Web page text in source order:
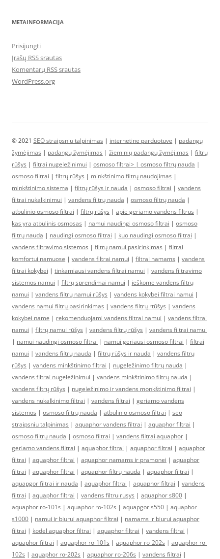
METAINFORMACIJA
Prisijungti
Įrašų RSS srautas
Komentarų RSS srautas
WordPress.org
© 2021 SEO straipsniu talpinimas | internetine parduotuve | padangų
žymėjimas | padangų žymėjimas | žieminių padangų žymėjimas | filtrų
rūšys | filtrai nugeležinimui | osmoso filtrai> | osmoso filtrų nauda |
osmoso filtrai | filtrų rūšys | minkštinimo filtrų naudojimas |
minkštinimo sistema | filtrų rūšys ir nauda | osmoso filtrai | vandens
filtrai nukalkinimui | vandens filtrų nauda | osmoso filtrų nauda |
atbulinio osmoso filtrai | filtrų rūšys | apie geriamo vandens filtrus |
kas yra atbulinis osmosas | namui naudingi osmoso filtrai | osmoso
filtrų nauda | naudingi osmoso filtrai | kuo naudingi osmoso filtrai |
vandens filtravimo sistemos | filtrų namui pasirinkimas | filtrai
komfortui namuose | vandens filtrai namui | filtrai namams | vandens
filtrai kokybei | tinkamiausi vandens filtrai namui | vandens filtravimo
sistemos namui | filtrų sprendimai namui | ieškome vandens filtrų
namui | vandens filtrų namui rūšys | vandens kokybei filtrai namui |
vandens namui filtrų pasirinkimas | vandens filtrų rtūšys | vandens
kokybei name | rekomenduojami vandens filtrai namui | vandens filtrai
namui | filtrų namui rūšys | vandens filtrų rūšys | vandens filtrai namui
| namui naudingi osmoso filtrai | namui geriausi osmoso filtrai | filtrai
namui | vandens filtrų nauda | filtrų rūšys ir nauda | vandens filtrų
rūšys | vandens minkštinimo filtrai | nugeležinimo filtrų nauda |
vandens filtrai nugeležinimui | vandens minkštinimo filtrų nauda |
vandens filtrų rūšys | nugeležinimo ir vandens monkštinimo filtrai |
vandens nukalkinimo filtrai | vandens filtrai | geriamo vandens
sistemos | osmoso filtrų nauda | atbulinio osmoso filtrai | seo
straipsniu talpinimas | aquaphor vandens filtrai | aquaphor filtrai |
osmoso filtrų nauda | osmoso filtrai | vandens filtrai aquaphor |
geriamo vandens filtrai | aquaphor filtrai | aquaphor filtrai | aquaphor
filtrai | aquaphor filtrai | aquaphor namams ir pramonei | aquaphor
filtrai | aquaphor filtrai | aquaphor filtrų nauda | aquaphor filtrai |
aquapgor filtrai ir nauda | aquaphor filtrai | aquaphor filtrai | vandens
filtrai | aquaphor filtrai | vandens filtru rusys | aquaphor s800 |
aquaphor ro-101s | aquaphor ro-102s | aquapgor s550 | aquaphor
s1000 | namui ir biurui aquaphor filtrai | namams ir biurui aquaphor
filtrai | kodel aquaphor filtrai | aquaphor filtrai | vandens filtrai |
aquaphor filtrai | aquaphor ro-101s | aquaphor ro-202s | aquaphor ro-
102s | aquaphor ro-202s | aquaphor ro-206s | vandens filtrai |